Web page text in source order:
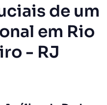
de um
em Rio
- RJ